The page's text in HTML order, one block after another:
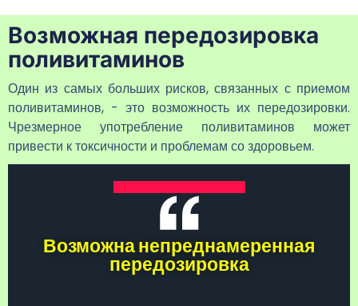
Возможная передозировка
поливитаминов
Один из самых больших рисков, связанных с приемом
поливитаминов, - это возможность их передозировки.
Чрезмерное употребление поливитаминов может
привести к токсичности и проблемам со здоровьем.
Возможна непреднамеренная
передозировка